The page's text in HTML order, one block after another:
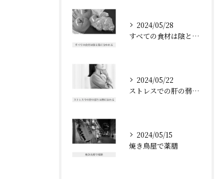
2024/05/28
すべての食材は陰と陽に分かれる
2024/05/22
ストレスでの肝の弱りは脾に伝わる
2024/05/15
焼き鳥屋で薬膳